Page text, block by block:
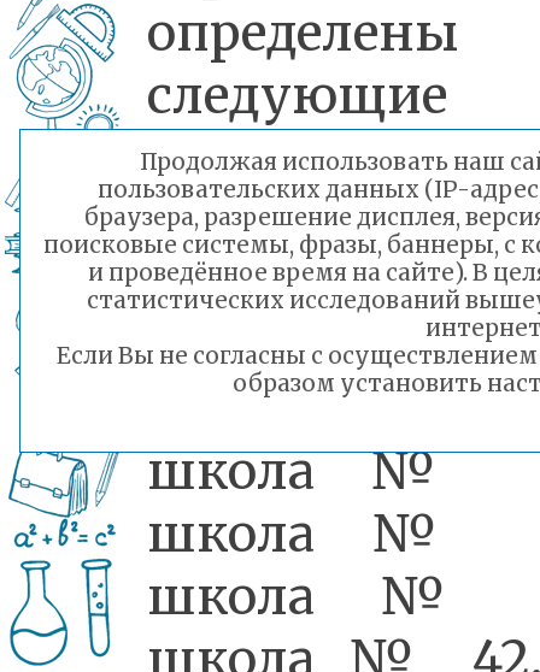
определены
следующие
площадки
районам
Школа №
,школа №
школа №
школа №
школа №
школа №
школа №
Продолжая использовать наш
пользовательских данных (IP-
браузера, разрешение дисплея,
поисковые системы, фразы, баннеры, с
и проведённое время на сайте). В
статистических исследований
Если Вы не согласны с
образом установить